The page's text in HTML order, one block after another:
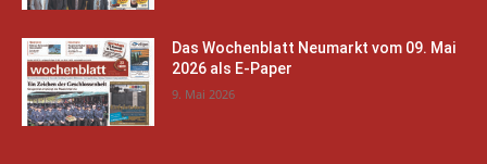
Das Wochenblatt Neumarkt vom 09. Mai
2026 als E-Paper
9. Mai 2026